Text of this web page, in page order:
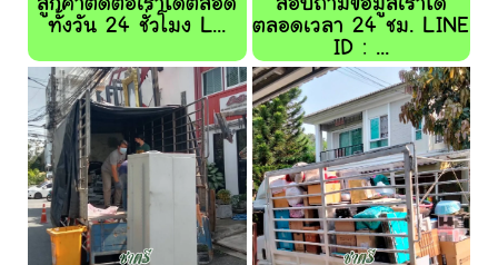
ลูกค้าติดต่อเราได้ตลอด
ทั้งวัน 24 ชั่วโมง L...
สอบถามข้อมูลเราได้
ตลอดเวลา 24 ชม. LINE
ID : ...